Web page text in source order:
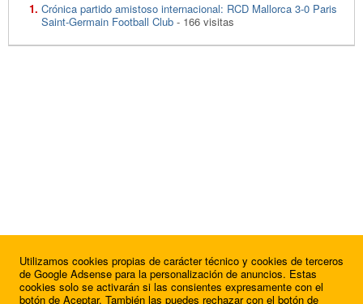
Crónica partido amistoso internacional: RCD Mallorca 3-0 Paris
Saint-Germain Football Club - 166 visitas
Utilizamos cookies propias de carácter técnico y cookies de terceros
de Google Adsense para la personalización de anuncios. Estas
cookies solo se activarán si las consientes expresamente con el
botón de Aceptar. También las puedes rechazar con el botón de